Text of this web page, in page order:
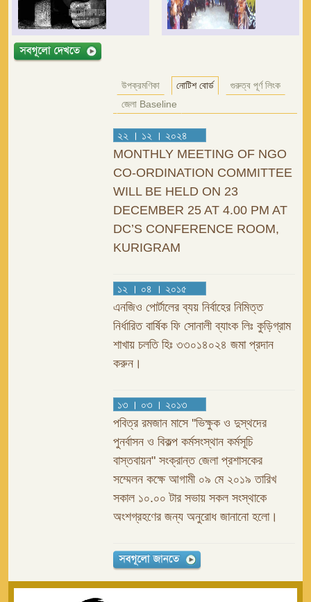
উপক্রমণিকা নোটিশ বোর্ড
গুরুত্ব পূর্ণ লিংক
জেলা Baseline
২২ । ১২ । ২০২৪
MONTHLY MEETING OF NGO
CO-ORDINATION COMMITTEE
WILL BE HELD ON 23
DECEMBER 25 AT 4.00 PM AT
DC’S CONFERENCE ROOM,
KURIGRAM
১২ । ০৪ । ২০১৫
এনজিও পোর্টালের ব্যয় নির্বাহের নিমিত্ত
নির্ধারিত বার্ষিক ফি সোনালী ব্যাংক লিঃ কুড়িগ্রাম
শাখায় চলতি হিঃ ৩৩০১৪০২৪ জমা প্রদান
করুন।
১৩ । ০৩ । ২০১৩
পবিত্র রমজান মাসে ''ভিক্ষুক ও দুস্থদের
পুনর্বাসন ও বিকল্প কর্মসংস্থান কর্মসূচি
বাস্তবায়ন" সংক্রান্ত জেলা প্রশাসকের
সম্মেলন কক্ষে আগামী ০৯ মে ২০১৯ তারিখ
সকাল ১০.০০ টার সভায় সকল সংস্থাকে
অংশগ্রহণের জন্য অনুরোধ জানানো হলো।